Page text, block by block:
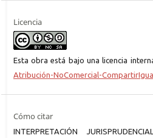
Licencia
Esta obra está bajo una licencia
Atribución-NoComercial-
Cómo citar
INTERPRETACIÓN